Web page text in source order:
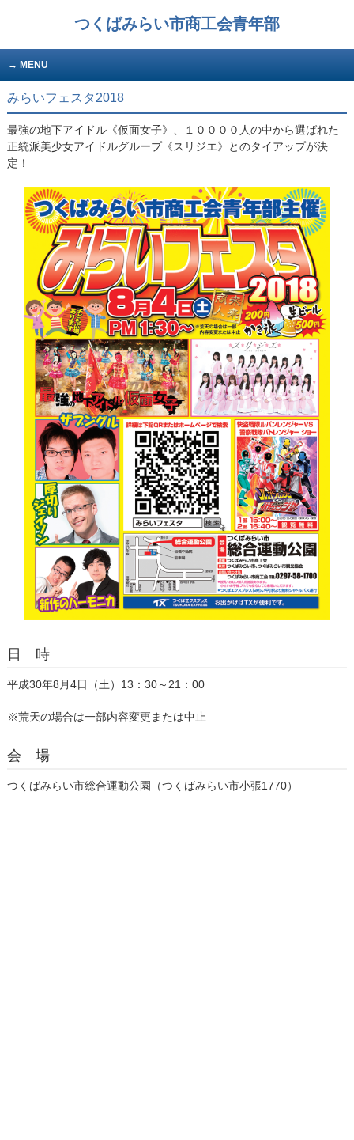
つくばみらい市商工会青年部
MENU
みらいフェスタ2018
最強の地下アイドル《仮面女子》、１００００人の中から選ばれた
正統派美少女アイドルグループ《スリジエ》とのタイアップが決
定！
日 時
平成30年8月4日（土）13：30～21：00
※荒天の場合は一部内容変更または中止
会 場
つくばみらい市総合運動公園（つくばみらい市小張1770）